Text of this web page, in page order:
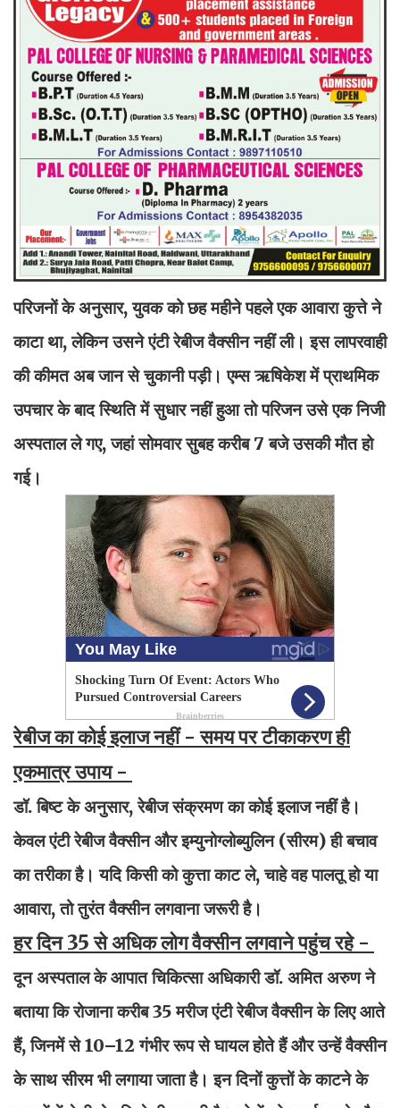
परिजनों के अनुसार, युवक को छह महीने पहले एक आवारा कुत्ते ने
काटा था, लेकिन उसने एंटी रेबीज वैक्सीन नहीं ली। इस लापरवाही
की कीमत अब जान से चुकानी पड़ी। एम्स ऋषिकेश में प्राथमिक
उपचार के बाद स्थिति में सुधार नहीं हुआ तो परिजन उसे एक निजी
अस्पताल ले गए, जहां सोमवार सुबह करीब 7 बजे उसकी मौत हो
गई।
रेबीज का कोई इलाज नहीं - समय पर टीकाकरण ही
एकमात्र उपाय -
डॉ. बिष्ट के अनुसार, रेबीज संक्रमण का कोई इलाज नहीं है।
केवल एंटी रेबीज वैक्सीन और इम्युनोग्लोब्युलिन (सीरम) ही बचाव
का तरीका है। यदि किसी को कुत्ता काट ले, चाहे वह पालतू हो या
आवारा, तो तुरंत वैक्सीन लगवाना जरूरी है।
हर दिन 35 से अधिक लोग वैक्सीन लगवाने पहुंच रहे -
दून अस्पताल के आपात चिकित्सा अधिकारी डॉ. अमित अरुण ने
बताया कि रोजाना करीब 35 मरीज एंटी रेबीज वैक्सीन के लिए आते
हैं, जिनमें से 10–12 गंभीर रूप से घायल होते हैं और उन्हें वैक्सीन
के साथ सीरम भी लगाया जाता है। इन दिनों कुत्तों के काटने के